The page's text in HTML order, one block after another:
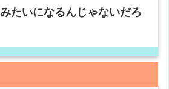
たいになるんじゃないだろ